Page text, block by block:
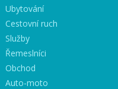
Ubytování
Cestovní ruch
Služby
Řemeslníci
Obchod
Auto-moto